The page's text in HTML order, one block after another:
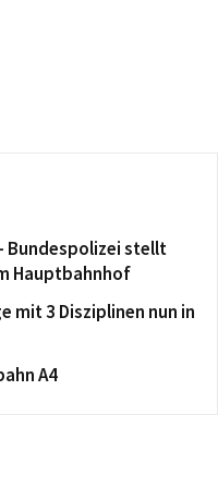
Bundespolizei stellt
Hauptbahnhof
mit 3 Disziplinen nun in
A4